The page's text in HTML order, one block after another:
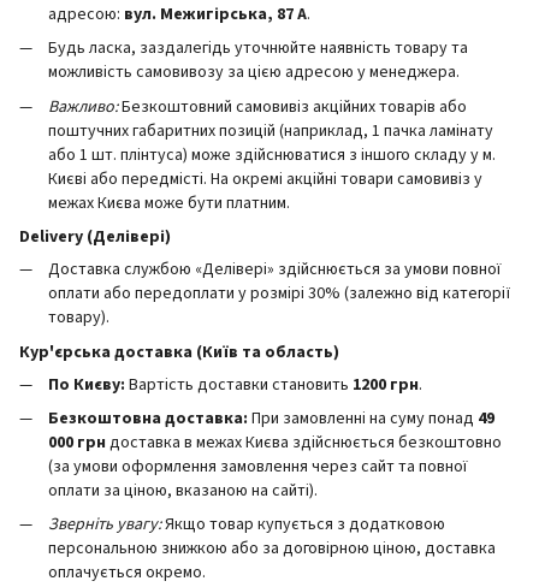
адресою: вул. Межигірська, 87 А.
Будь ласка, заздалегідь уточнюйте наявність товару та
можливість самовивозу за цією адресою у менеджера.
Важливо:Безкоштовний самовивіз акційних товарів або
поштучних габаритних позицій (наприклад, 1 пачка ламінату
або 1 шт. плінтуса) може здійснюватися з іншого складу у м.
Києві або передмісті. На окремі акційні товари самовивіз у
межах Києва може бути платним.
Delivery (Делівері)
Доставка службою «Делівері» здійснюється за умови повної
оплати або передоплати у розмірі 30% (залежно від категорії
товару).
Кур'єрська доставка (Київ та область)
По Києву: Вартість доставки становить 1200 грн.
Безкоштовна доставка: При замовленні на суму понад 49
000 грн доставка в межах Києва здійснюється безкоштовно
(за умови оформлення замовлення через сайт та повної
оплати за ціною, вказаною на сайті).
Зверніть увагу:Якщо товар купується з додатковою
персональною знижкою або за договірною ціною, доставка
оплачується окремо.